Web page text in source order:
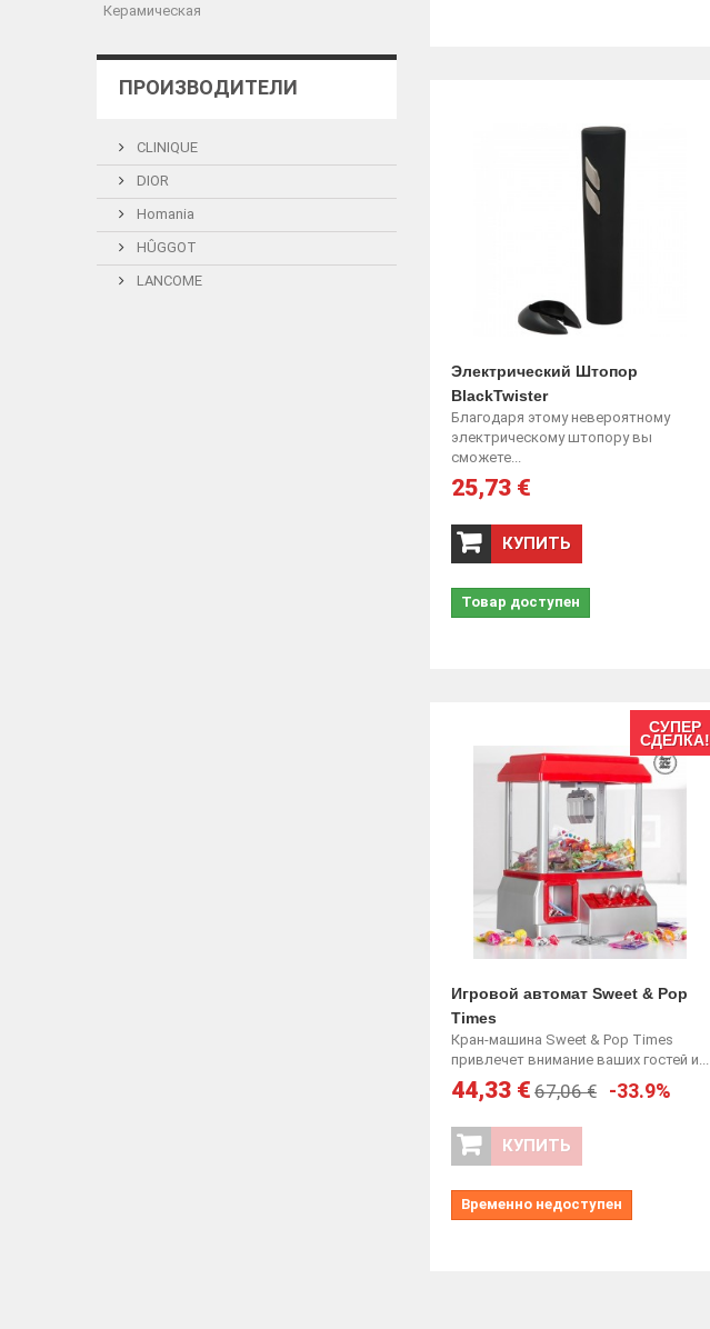
Керамическая
ПРОИЗВОДИТЕЛИ
CLINIQUE
DIOR
Homania
HÛGGOT
LANCOME
Электрический Штопор
BlackTwister
Благодаря этому невероятному
электрическому штопору вы
сможете...
25,73 €
КУПИТЬ
Товар доступен
СУПЕР
СДЕЛКА!
Игровой автомат Sweet & Pop
Times
Кран-машина Sweet & Pop Times
привлечет внимание ваших гостей и...
44,33 € 67,06 € -33.9%
КУПИТЬ
Временно недоступен